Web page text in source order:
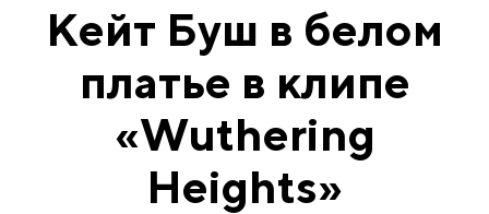
Кейт Буш в белом
платье в клипе
«Wuthering
Heights»